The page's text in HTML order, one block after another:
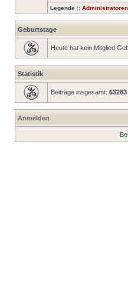
Legende :: Administratoren
Geburtstage
Heute hat kein Mitglied
Statistik
Beiträge insgesamt: 63283
Anmelden